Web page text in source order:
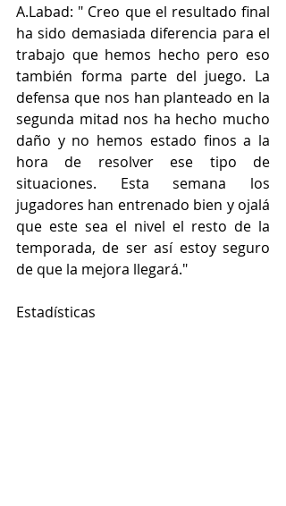
A.Labad: " Creo que el resultado final
ha sido demasiada diferencia para el
trabajo que hemos hecho pero eso
también forma parte del juego. La
defensa que nos han planteado en la
segunda mitad nos ha hecho mucho
daño y no hemos estado finos a la
hora de resolver ese tipo de
situaciones. Esta semana los
jugadores han entrenado bien y ojalá
que este sea el nivel el resto de la
temporada, de ser así estoy seguro
de que la mejora llegará."
Estadísticas